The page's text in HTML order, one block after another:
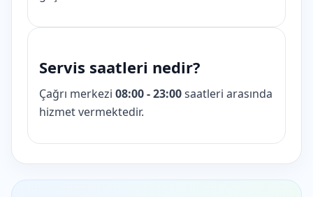
Servis saatleri nedir?
Çağrı merkezi 08:00 - 23:00saatleri arasında
hizmet vermektedir.